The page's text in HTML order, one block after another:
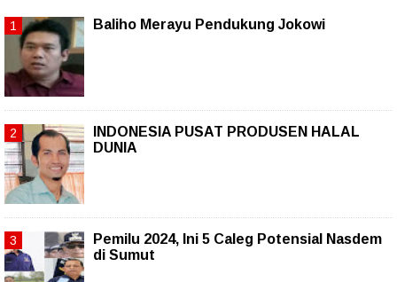
Baliho Merayu Pendukung Jokowi
INDONESIA PUSAT PRODUSEN HALAL
DUNIA
Pemilu 2024, Ini 5 Caleg Potensial Nasdem
di Sumut